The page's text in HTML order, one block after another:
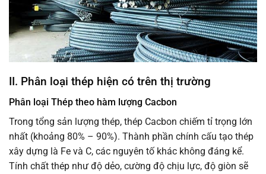
II. Phân loại thép hiện có trên thị trường
Phân loại Thép theo hàm lượng Cacbon
Trong tổng sản lượng thép, thép Cacbon chiếm tỉ trọng lớn
nhất (khoảng 80% – 90%). Thành phần chính cấu tạo thép
xây dựng là Fe và C, các nguyên tố khác không đáng kể.
Tính chất thép như độ dẻo, cường độ chịu lực, độ giòn sẽ